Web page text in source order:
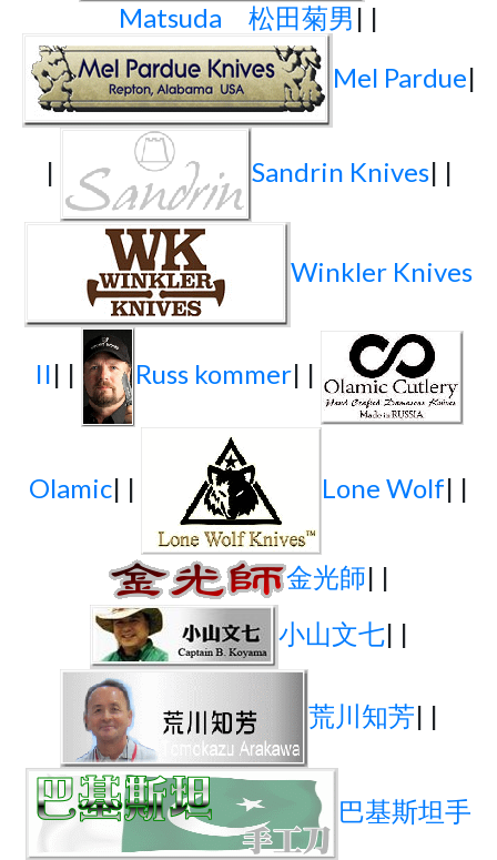
Matsuda 松田菊男 | |
Mel Pardue|
| Sandrin Knives| |
Winkler Knives
II| | Russ kommer| |
Olamic| | Lone Wolf| |
金光師| |
小山文七| |
荒川知芳| |
巴基斯坦手